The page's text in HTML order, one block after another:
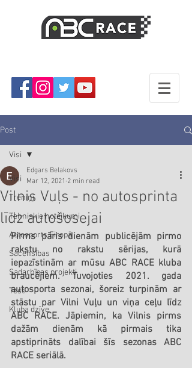
Post
Visi
Treniņi
Tehniskie noteikumi
Autosports Eiropā
Sacensības
Sadarbības projekti
Testi
Kluba dzīve
Visi
Vilnis Vuļs - no autosprinta
līdz autošosejai
Edgars Belakovs
Mar 12, 2021 2 min read
Pirms pāris dienām publicējām pirmo
rakstu no rakstu sērijas, kurā
iepazīstinām ar mūsu ABC RACE kluba
braucējiem. Tuvojoties 2021. gada
autosporta sezonai, šoreiz turpinām ar
stāstu par Vilni Vuļu un viņa ceļu līdz
ABC RACE. Jāpiemin, ka Vilnis pirms
dažām dienām kā pirmais tika
apstiprināts dalībai šīs sezonas ABC
RACE seriālā.